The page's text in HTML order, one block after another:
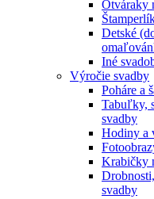
Otváraky
Detské
Iné
Výročie svadby
Poháre a
Tabuľky,
svadby
Hodiny a
Krabičky
svadby